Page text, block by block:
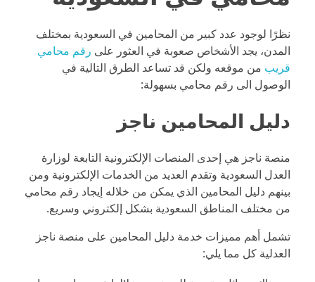
نظرًا لوجود عدد كبير من المحامين في السعودية بمختلف
المدن، يجد الأشخاص صعوبة في العثور على رقم محامي
قريب من موقعه ولكن قد تساعد الطرق التالية في
الوصول الى رقم محامي بسهولة:
دليل المحامين ناجز
منصة ناجز هي إحدى المنصات الإلكترونية التابعة لوزارة
العدل السعودية وتقدم العديد من الخدمات الإلكترونية ومن
بينهم دليل المحامين الذي يمكن من خلاله إيجاد رقم محامي
من مختلف المناطق السعودية بشكل إلكتروني وسريع.
تشمل أهم مميزات خدمة دليل المحامين على منصة ناجز
العدلية كل مما يلي: